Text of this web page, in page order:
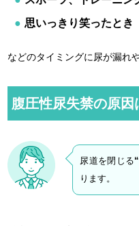
思いっきり笑ったとき
などのタイミングに尿が漏れ
腹圧性尿失禁の原因
尿道を閉じる
ります。